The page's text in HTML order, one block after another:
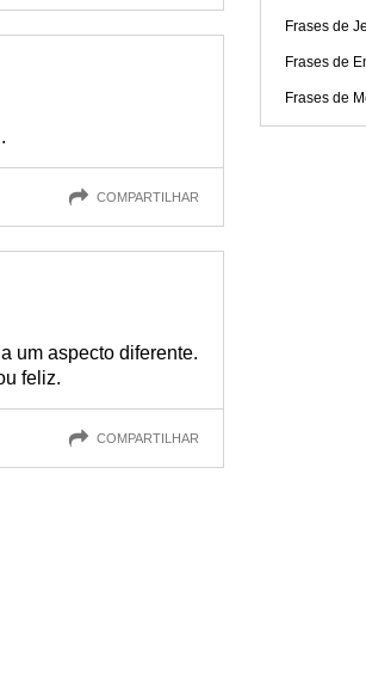
COMPARTILHAR
um aspecto diferente.
feliz.
COMPARTILHAR
Frases de
Frases de
Frases de